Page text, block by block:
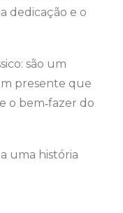
dedicação e o
são um
presente que
o bem‑fazer do
uma história